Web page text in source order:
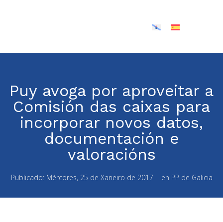
Puy avoga por aproveitar a
Comisión das caixas para
incorporar novos datos,
documentación e
valoracións
Publicado: Mércores, 25 de Xaneiro de 2017 en PP de Galicia